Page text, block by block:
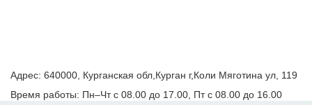
Адрес: 640000, Курганская обл,Курган г,Коли Мяготина ул, 119
Время работы: Пн–Чт с 08.00 до 17.00, Пт с 08.00 до 16.00